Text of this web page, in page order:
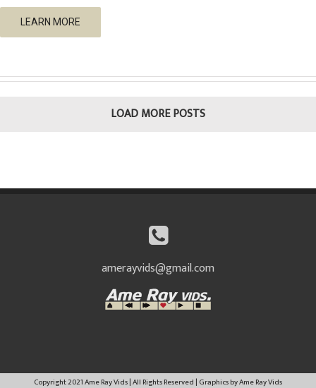
LEARN MORE
LOAD MORE POSTS
amerayvids@gmail.com
Copyright 2021 Ame Ray Vids | All Rights Reserved | Graphics by Ame Ray Vids